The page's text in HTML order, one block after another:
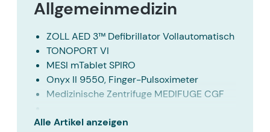
Allgemeinmedizin
ZOLL AED 3™ Defibrillator Vollautomatisch
TONOPORT VI
MESI mTablet SPIRO
Onyx II 9550, Finger-Pulsoximeter
Medizinische Zentrifuge MEDIFUGE CGF
Welch Allyn Connex ProBP 3400
Alle Artikel anzeigen